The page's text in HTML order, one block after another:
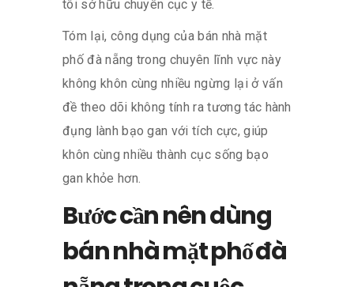
tôi sở hữu chuyên cục y tế.
Tóm lại, công dụng của bán nhà mặt
phố đà nẵng trong chuyên lĩnh vực này
không khôn cùng nhiều ngừng lại ở vấn
đề theo dõi không tính ra tương tác hành
đụng lành bạo gan với tích cực, giúp
khôn cùng nhiều thành cục sống bạo
gan khỏe hơn.
Bước cần nên dùng
bán nhà mặt phố đà